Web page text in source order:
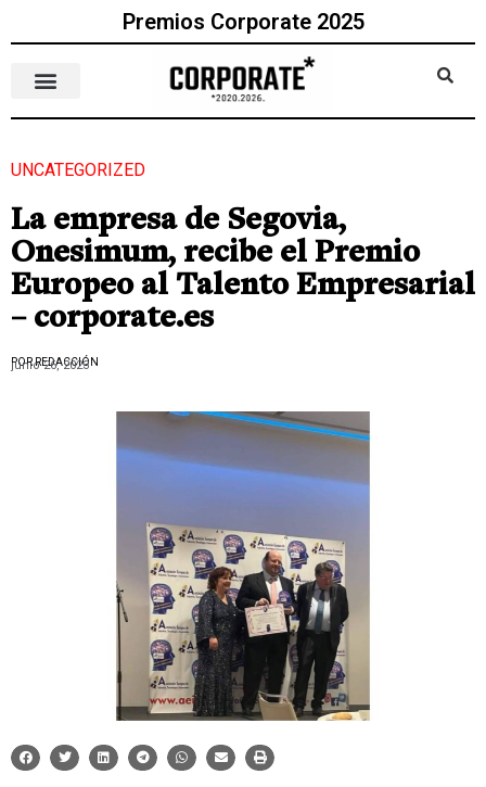
Premios Corporate 2025
UNCATEGORIZED
La empresa de Segovia,
Onesimum, recibe el Premio
Europeo al Talento Empresarial
– corporate.es
POR REDACCIÓN
junio 26, 2023